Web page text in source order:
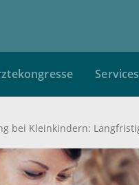
Services